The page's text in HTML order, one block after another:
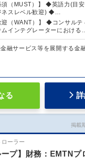
須（MUST）】 ◆英語力(目
ネスレベル歓迎) ◆…
迎（WANT）】 ◆コンサルテ
ムインテグレーターにおける…
融サービス等を展開する金
る
掲載
ーラー
ープ】財務：EMTNプ